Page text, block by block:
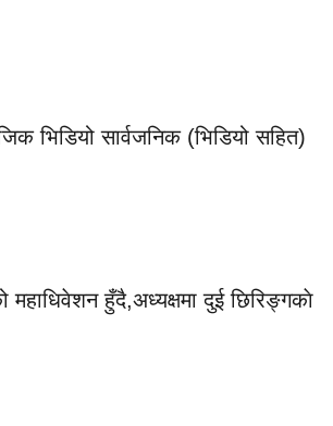
भिडियो सार्वजनिक (भिडियो सहित)
महाधिवेशन हुँदै,अध्यक्षमा दुई छिरिङ्गकाे